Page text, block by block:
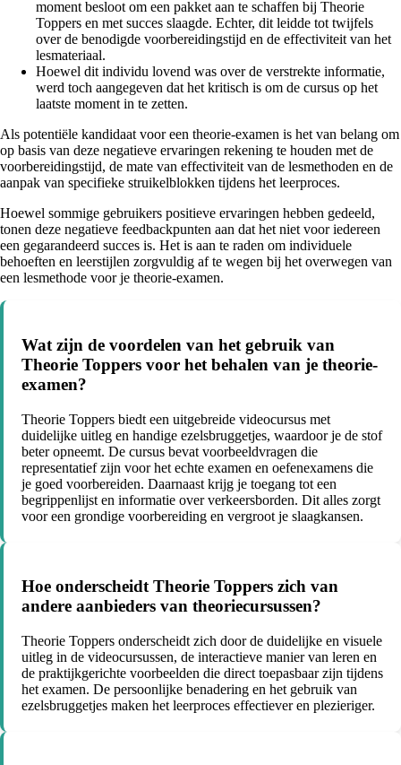
moment besloot om een pakket aan te schaffen bij Theorie
Toppers en met succes slaagde. Echter, dit leidde tot twijfels
over de benodigde voorbereidingstijd en de effectiviteit van het
lesmateriaal.
Hoewel dit individu lovend was over de verstrekte informatie,
werd toch aangegeven dat het kritisch is om de cursus op het
laatste moment in te zetten.
Als potentiële kandidaat voor een theorie-examen is het van belang om
op basis van deze negatieve ervaringen rekening te houden met de
voorbereidingstijd, de mate van effectiviteit van de lesmethoden en de
aanpak van specifieke struikelblokken tijdens het leerproces.
Hoewel sommige gebruikers positieve ervaringen hebben gedeeld,
tonen deze negatieve feedbackpunten aan dat het niet voor iedereen
een gegarandeerd succes is. Het is aan te raden om individuele
behoeften en leerstijlen zorgvuldig af te wegen bij het overwegen van
een lesmethode voor je theorie-examen.
Wat zijn de voordelen van het gebruik van
Theorie Toppers voor het behalen van je theorie-
examen?
Theorie Toppers biedt een uitgebreide videocursus met
duidelijke uitleg en handige ezelsbruggetjes, waardoor je de stof
beter opneemt. De cursus bevat voorbeeldvragen die
representatief zijn voor het echte examen en oefenexamens die
je goed voorbereiden. Daarnaast krijg je toegang tot een
begrippenlijst en informatie over verkeersborden. Dit alles zorgt
voor een grondige voorbereiding en vergroot je slaagkansen.
Hoe onderscheidt Theorie Toppers zich van
andere aanbieders van theoriecursussen?
Theorie Toppers onderscheidt zich door de duidelijke en visuele
uitleg in de videocursussen, de interactieve manier van leren en
de praktijkgerichte voorbeelden die direct toepasbaar zijn tijdens
het examen. De persoonlijke benadering en het gebruik van
ezelsbruggetjes maken het leerproces effectiever en plezieriger.